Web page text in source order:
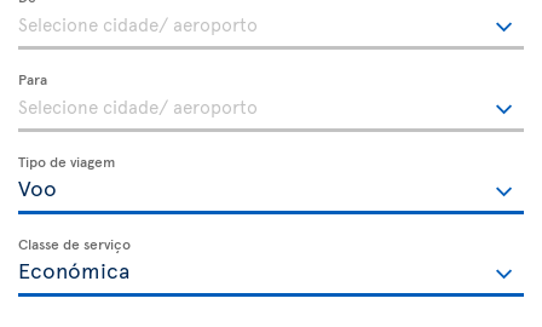
Para
Tipo de viagem
Classe de serviço